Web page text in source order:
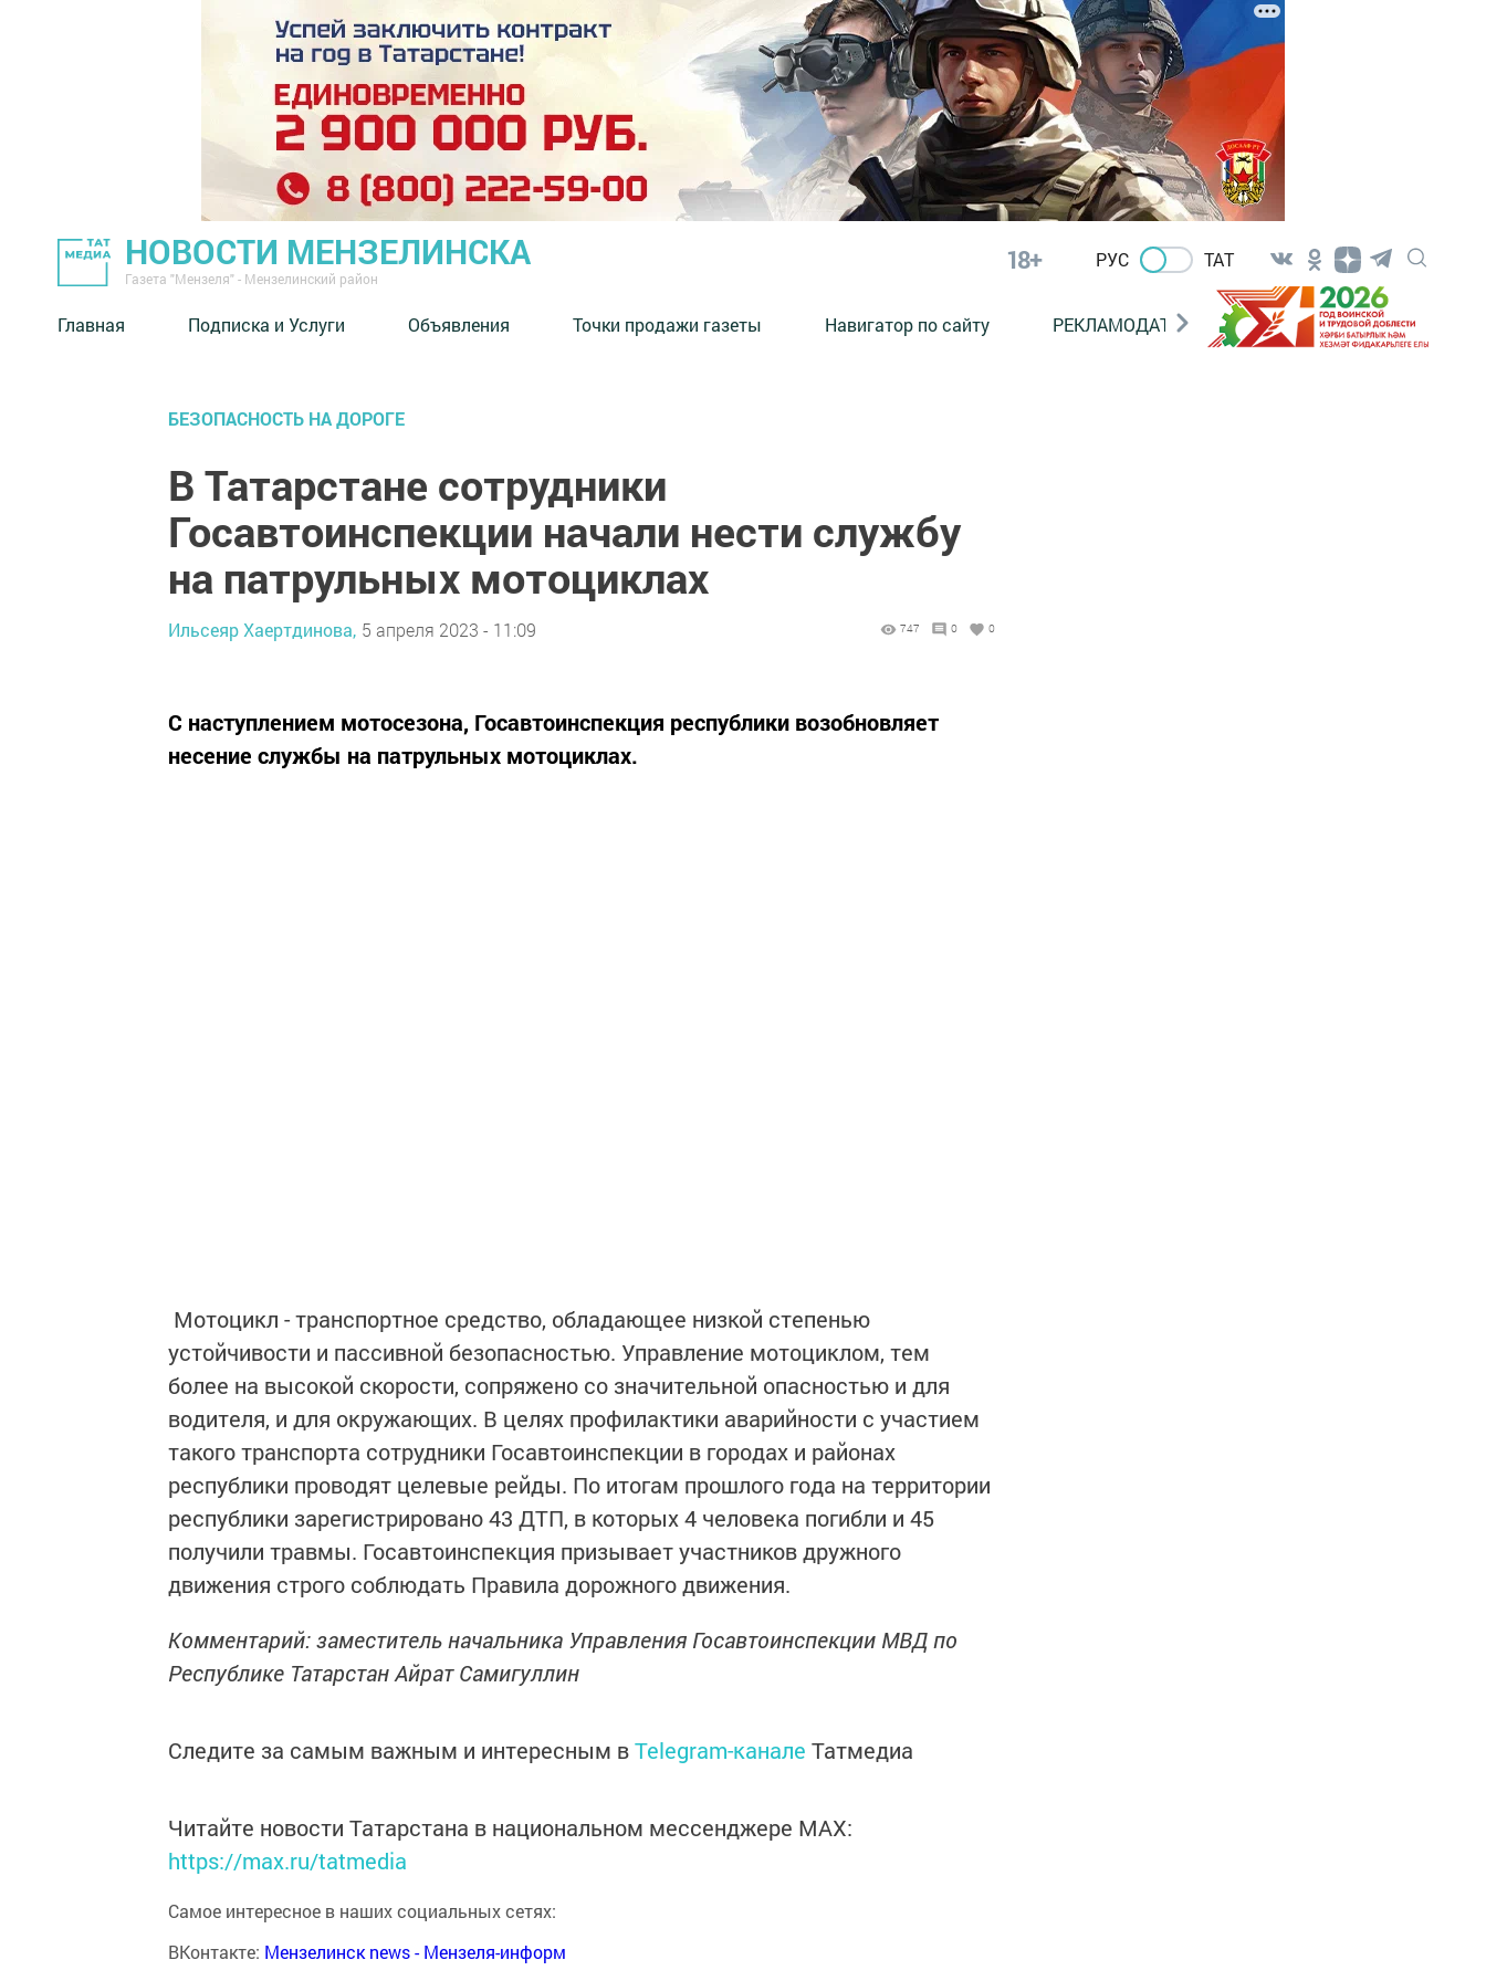
НОВОСТИ МЕНЗЕЛИНСКА
Газета "Мензеля" - Мензелинский район
18+ РУС ТАТ
Главная Подписка и Услуги Объявления Точки продажи газеты Навигатор по сайту РЕКЛАМОДАТЕЛЯМ
БЕЗОПАСНОСТЬ НА ДОРОГЕ
В Татарстане сотрудники
Госавтоинспекции начали нести службу
на патрульных мотоциклах
Ильсеяр Хаертдинова, 5 апреля 2023 - 11:09 747 0 0
С наступлением мотосезона, Госавтоинспекция республики возобновляет
несение службы на патрульных мотоциклах.
Мотоцикл - транспортное средство, обладающее низкой степенью
устойчивости и пассивной безопасностью. Управление мотоциклом, тем
более на высокой скорости, сопряжено со значительной опасностью и для
водителя, и для окружающих. В целях профилактики аварийности с участием
такого транспорта сотрудники Госавтоинспекции в городах и районах
республики проводят целевые рейды. По итогам прошлого года на территории
республики зарегистрировано 43 ДТП, в которых 4 человека погибли и 45
получили травмы. Госавтоинспекция призывает участников дружного
движения строго соблюдать Правила дорожного движения.
Комментарий: заместитель начальника Управления Госавтоинспекции МВД по
Республике Татарстан Айрат Самигуллин
Следите за самым важным и интересным вTelegram-канале Татмедиа
Читайте новости Татарстана в национальном мессенджере MАХ:
https://max.ru/tatmedia
Самое интересное в наших социальных сетях:
ВКонтакте: Мензелинск news - Мензеля-информ